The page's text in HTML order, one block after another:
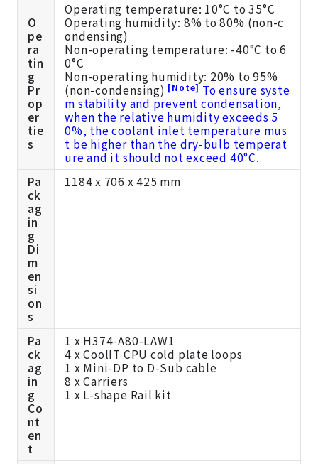
O
pe
ra
tin
g
Pr
op
er
tie
s
Operating temperature: 10°C to 35°C
Operating humidity: 8% to 80% (non-c
ondensing)
Non-operating temperature: -40°C to 6
0°C
Non-operating humidity: 20% to 95%
(non-condensing) [Note]To ensure syste
m stability and prevent condensation,
when the relative humidity exceeds 5
0%, the coolant inlet temperature mus
t be higher than the dry-bulb temperat
ure and it should not exceed 40°C.
Pa
ck
ag
in
g
Di
m
en
si
on
s
1184 x 706 x 425 mm
Pa
ck
ag
in
g
Co
nt
en
t
1 x H374-A80-LAW1
4 x CoolIT CPU cold plate loops
1 x Mini-DP to D-Sub cable
8 x Carriers
1 x L-shape Rail kit